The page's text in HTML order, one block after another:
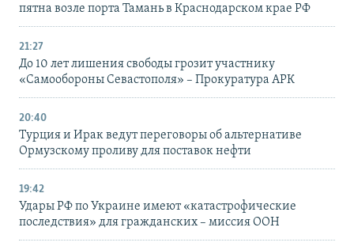
пятна возле порта Тамань в Краснодарском крае РФ
21:27
До 10 лет лишения свободы грозит участнику
«Самообороны Севастополя» – Прокуратура АРК
20:40
Турция и Ирак ведут переговоры об альтернативе
Ормузскому проливу для поставок нефти
19:42
Удары РФ по Украине имеют «катастрофические
последствия» для гражданских – миссия ООН